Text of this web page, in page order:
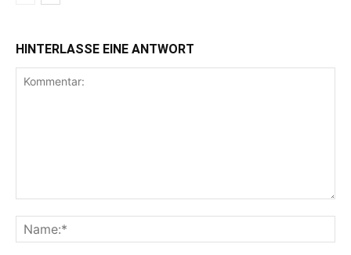
HINTERLASSE EINE ANTWORT